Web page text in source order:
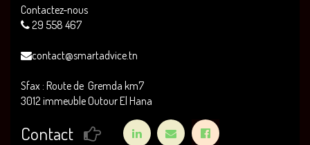
Contactez-nous
29 558 467
contact@smartadvice.tn
Sfax : Route de Gremda km7
3012 immeuble Outour El Hana
Contact